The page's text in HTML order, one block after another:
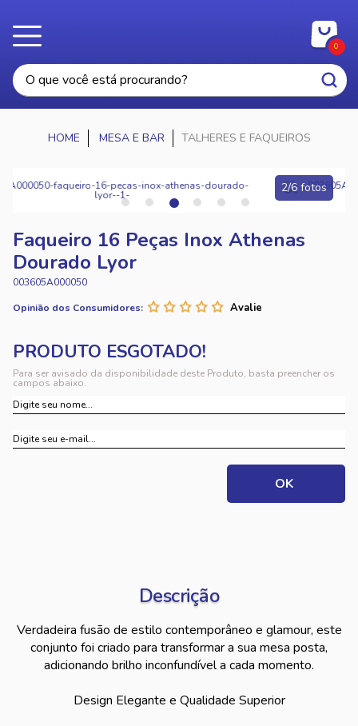
0
MESA E BAR TALHERES E FAQUEIROS
2/6 fotos
Faqueiro 16 Peças Inox Athenas
Dourado Lyor
003605A000050
Opinião dos Consumidores:
Para ser avisado da disponibilidade deste Produto, basta preencher os
campos abaixo.
Descrição
Verdadeira fusão de estilo contemporâneo e glamour, este
conjunto foi criado para transformar a sua mesa posta,
adicionando brilho inconfundível a cada momento.
Design Elegante e Qualidade Superior